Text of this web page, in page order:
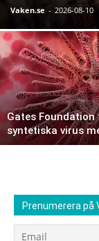
Vaken.se - 2026-08-10
Gates
syntetiska virus
Prenumerera på